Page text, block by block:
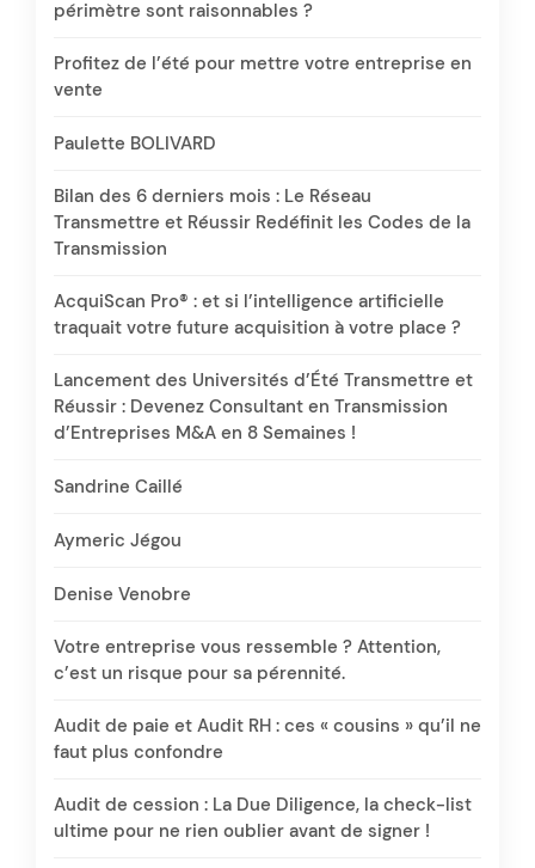
périmètre sont raisonnables ?
Profitez de l’été pour mettre votre entreprise en
vente
Paulette BOLIVARD
Bilan des 6 derniers mois : Le Réseau
Transmettre et Réussir Redéfinit les Codes de la
Transmission
AcquiScan Pro® : et si l’intelligence artificielle
traquait votre future acquisition à votre place ?
Lancement des Universités d’Été Transmettre et
Réussir : Devenez Consultant en Transmission
d’Entreprises M&A en 8 Semaines !
Sandrine Caillé
Aymeric Jégou
Denise Venobre
Votre entreprise vous ressemble ? Attention,
c’est un risque pour sa pérennité.
Audit de paie et Audit RH : ces « cousins » qu’il ne
faut plus confondre
Audit de cession : La Due Diligence, la check-list
ultime pour ne rien oublier avant de signer !